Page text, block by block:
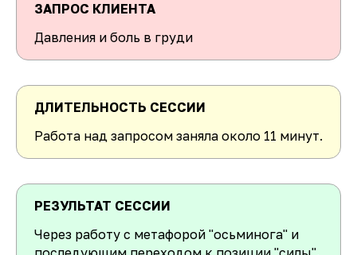
ЗАПРОС КЛИЕНТА
Давления и боль в груди
ДЛИТЕЛЬНОСТЬ СЕССИИ
Работа над запросом заняла около 11 минут.
РЕЗУЛЬТАТ СЕССИИ
Через работу с метафорой "осьминога" и